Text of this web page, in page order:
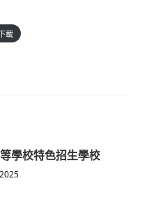
載
學校特色招生學校